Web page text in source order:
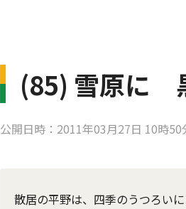
(85) 雪原に
公開日時：2011年03月27日 10時50
散居の平野は、四季のうつろい